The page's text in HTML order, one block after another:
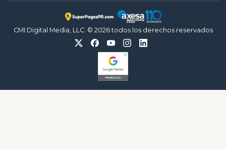
CMI Digital Media, LLC. © 2026 todos los derechos reservados